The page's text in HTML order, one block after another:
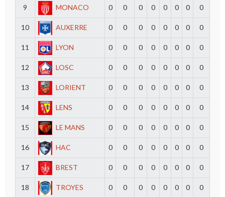
9 MONACO 0 0 0 0 0 0 0 0
10 AUXERRE 0 0 0 0 0 0 0 0
11 LYON 0 0 0 0 0 0 0 0
12 LOSC 0 0 0 0 0 0 0 0
13 LORIENT 0 0 0 0 0 0 0 0
14 LENS 0 0 0 0 0 0 0 0
15 LE MANS 0 0 0 0 0 0 0 0
16 HAC 0 0 0 0 0 0 0 0
17 BREST 0 0 0 0 0 0 0 0
18 TROYES 0 0 0 0 0 0 0 0